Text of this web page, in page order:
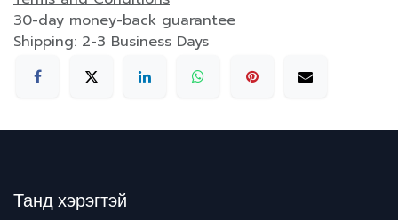
30-day money-back guarantee
Shipping: 2-3 Business Days
Танд хэрэгтэй